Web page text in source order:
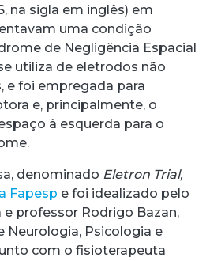
na sigla em inglês) em
uma condição
de Negligência Espacial
utiliza de eletrodos não
e foi empregada para
e, principalmente, o
à esquerda para o
denominado Eletron Trial,
Fapesp e foi idealizado pelo
professor Rodrigo Bazan,
Neurologia, Psicologia e
com o fisioterapeuta